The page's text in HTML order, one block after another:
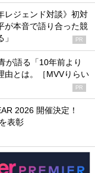
レジェンド対談》初対
が本音で語り合った競
PR
が語る「10年前より
由とは。［MVVりらい
PR
2026 開催決定！
表彰